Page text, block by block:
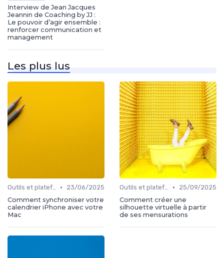
Interview de Jean Jacques
Jeannin de Coaching by JJ :
Le pouvoir d’agir ensemble :
renforcer communication et
management
Les plus lus
Outils et plateformes •
23/06/2025
Comment synchroniser votre
calendrier iPhone avec votre
Mac
Outils et plateformes •
25/09/2025
Comment créer une
silhouette virtuelle à partir
de ses mensurations